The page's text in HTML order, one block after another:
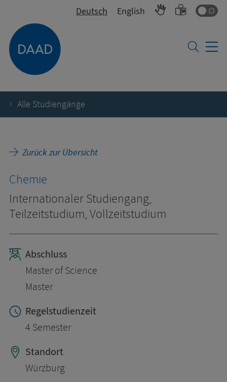
Deutsch English
Alle Studiengänge
Zurück zur Übersicht
Chemie
Internationaler Studiengang,
Teilzeitstudium, Vollzeitstudium
Abschluss
Master of Science
Master
Regelstudienzeit
4 Semester
Standort
Würzburg